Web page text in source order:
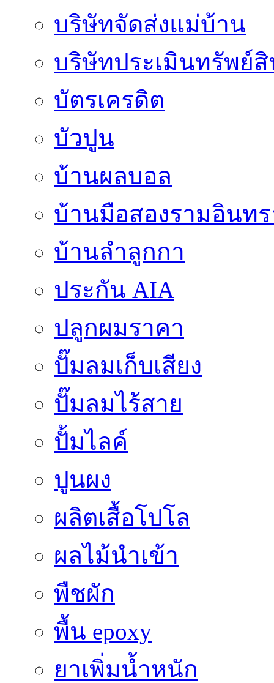
บริษัทจัดส่งแม่บ้าน
บริษัทประเมินทรัพย์
บัตรเครดิต
บัวปูน
บ้านผลบอล
บ้านมือสองรามอินท
บ้านลำลูกกา
ประกัน AIA
ปลูกผมราคา
ปั๊มลมเก็บเสียง
ปั๊มลมไร้สาย
ปั้มไลค์
ปูนผง
ผลิตเสื้อโปโล
ผลไม้นำเข้า
พืชผัก
พื้น epoxy
ยาเพิ่มน้ำหนัก